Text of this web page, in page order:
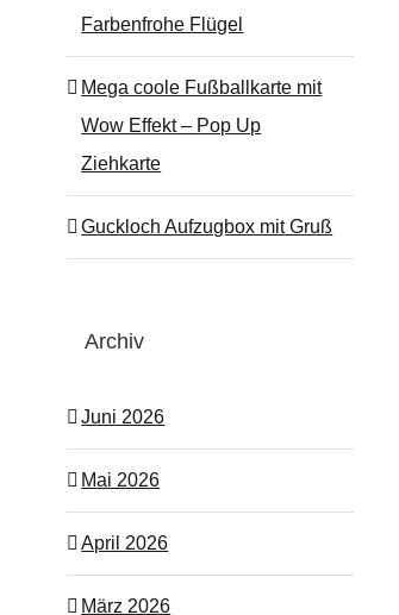
Farbenfrohe Flügel
Mega coole Fußballkarte mit
Wow Effekt – Pop Up
Ziehkarte
Guckloch Aufzugbox mit Gruß
Archiv
Juni 2026
Mai 2026
April 2026
März 2026